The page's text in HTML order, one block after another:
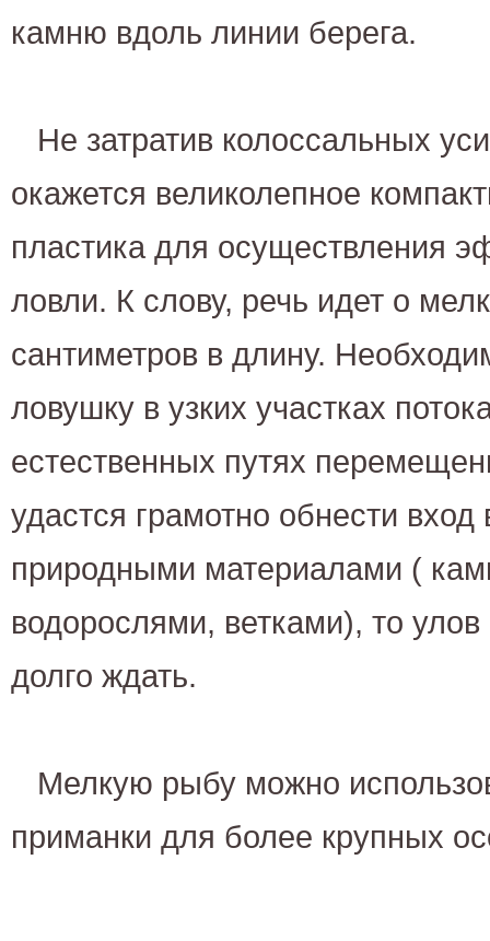
камню вдоль линии берега.
Не затратив колоссальных
окажется великолепное
пластика для осуществления
ловли. К слову, речь идет о
сантиметров в длину.
ловушку в узких участках
естественных путях
удастся грамотно обнести вход
природными материалами (
водорослями, ветками), то улов
долго ждать.
Мелкую рыбу можно
приманки для более крупных